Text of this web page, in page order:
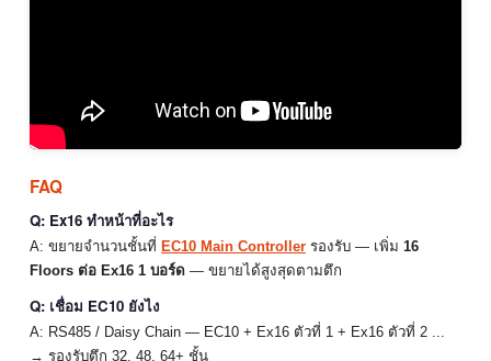
FAQ
Q: Ex16 ทำหน้าที่อะไร
A: ขยายจำนวนชั้นที่ EC10 Main Controller รองรับ — เพิ่ม 16
Floors ต่อ Ex16 1 บอร์ด — ขยายได้สูงสุดตามตึก
Q: เชื่อม EC10 ยังไง
A: RS485 / Daisy Chain — EC10 + Ex16 ตัวที่ 1 + Ex16 ตัวที่ 2 ...
→ รองรับตึก 32, 48, 64+ ชั้น